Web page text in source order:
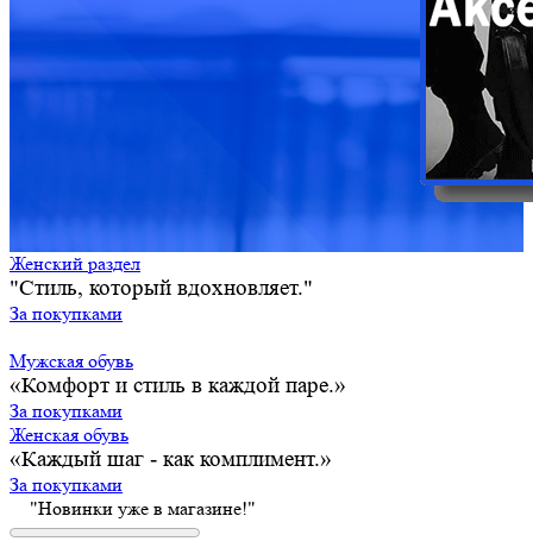
Женский раздел
"Стиль, который вдохновляет."
За покупками
Мужская обувь
«Комфорт и стиль в каждой паре.»
За покупками
Женская обувь
«Каждый шаг - как комплимент.»
За покупками
"Новинки уже в магазине!"